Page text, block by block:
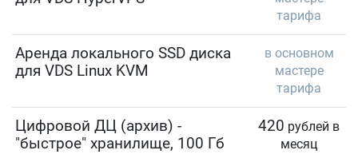
тарифа
Аренда локального SSD диска
для VDS Linux KVM
в основном
мастере
тарифа
Цифровой ДЦ (архив) -
"быстрое" хранилище, 100 Гб
420 рублей в
месяц